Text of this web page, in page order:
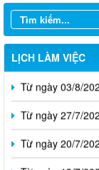
LỊCH LÀM VIỆC
Từ ngày 03/8/
Từ ngày 27/7/
Từ ngày 20/7/
Từ ngày 13/7/